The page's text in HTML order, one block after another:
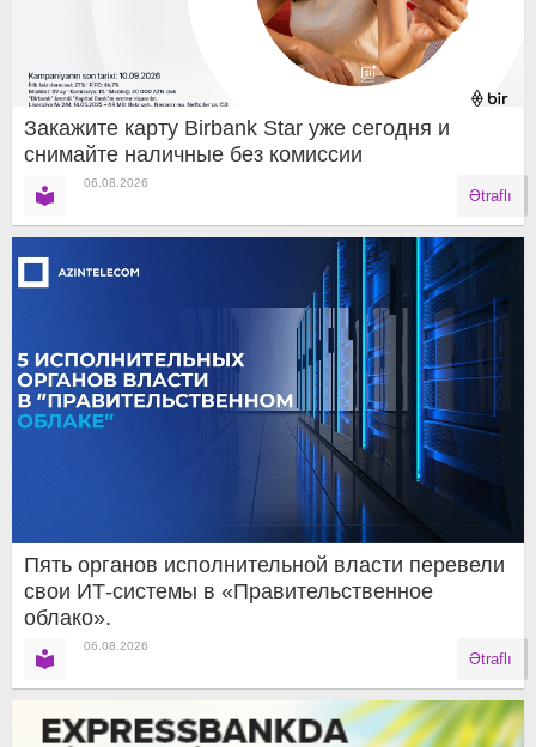
Закажите карту Birbank Star уже сегодня и
снимайте наличные без комиссии
06.08.2026
Ətraflı
Пять органов исполнительной власти перевели
свои ИТ-системы в «Правительственное
облако».
06.08.2026
Ətraflı